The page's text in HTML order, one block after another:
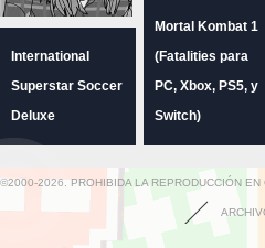
International
Superstar Soccer
Deluxe
Mortal Kombat 1
(Fatalities para
PC, Xbox, PS5, y
Switch)
©2000-2026. PROHIBIDA LA REPRODUCCIÓN EN